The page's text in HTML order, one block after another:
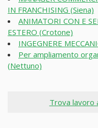
IN FRANCHISING (Siena)
ANIMATORI CON E
ESTERO (Crotone)
INGEGNERE
Per ampliamento
(Nettuno)
Trova lavoro